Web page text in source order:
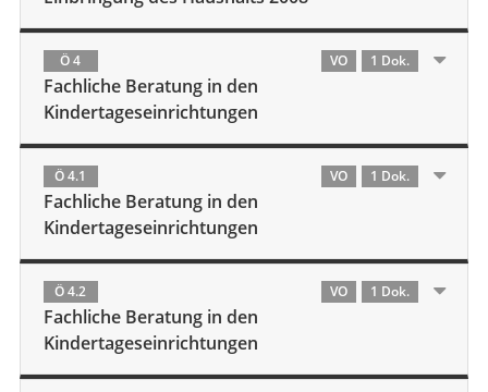
Ö 4 VO 1 Dok.
Fachliche Beratung in den
Kindertageseinrichtungen
Ö 4.1 VO 1 Dok.
Fachliche Beratung in den
Kindertageseinrichtungen
Ö 4.2 VO 1 Dok.
Fachliche Beratung in den
Kindertageseinrichtungen